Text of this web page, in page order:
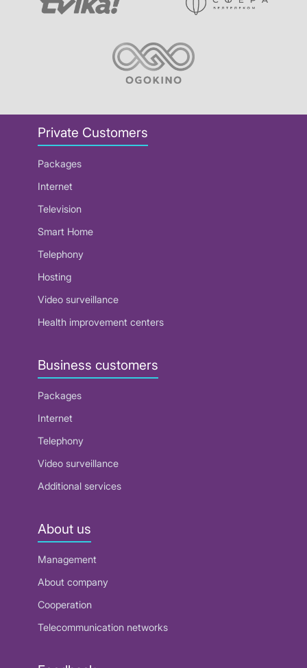
Private Customers
Packages
Internet
Television
Smart Home
Telephony
Hosting
Video surveillance
Health improvement centers
Business customers
Packages
Internet
Telephony
Video surveillance
Additional services
About us
Management
About company
Cooperation
Telecommunication networks